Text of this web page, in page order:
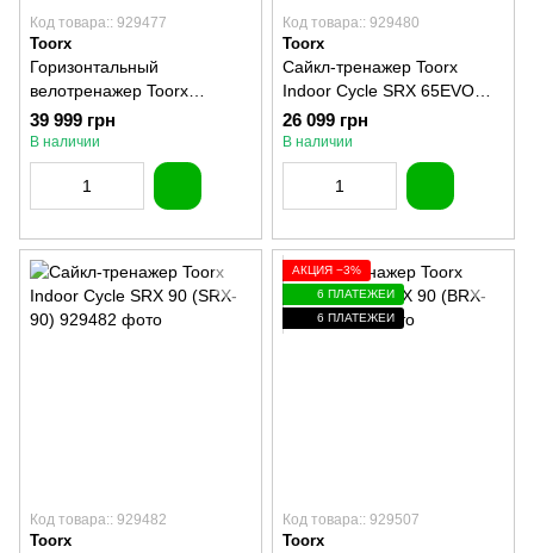
Код товара:: 929477
Toorx
Горизонтальный
велотренажер Toorx
Recumbent Bike BRXR 300
(BRX-R300)
39 999 грн
В наличии
Код товара:: 929480
Toorx
Сайкл-тренажер Toorx
Indoor Cycle SRX 65EVO
(SRX-65EVO)
26 099 грн
В наличии
Код товара:: 929482
Toorx
АКЦИЯ −3%
6 ПЛАТЕЖЕЙ
6 ПЛАТЕЖЕЙ
Код товара:: 929507
Toorx